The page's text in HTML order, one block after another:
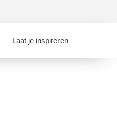
Laat je inspireren